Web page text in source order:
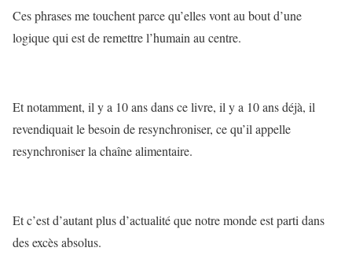
Ces phrases me touchent parce qu’elles vont au bout d’une
logique qui est de remettre l’humain au centre.
Et notamment, il y a 10 ans dans ce livre, il y a 10 ans déjà, il
revendiquait le besoin de resynchroniser, ce qu’il appelle
resynchroniser la chaîne alimentaire.
Et c’est d’autant plus d’actualité que notre monde est parti dans
des excès absolus.